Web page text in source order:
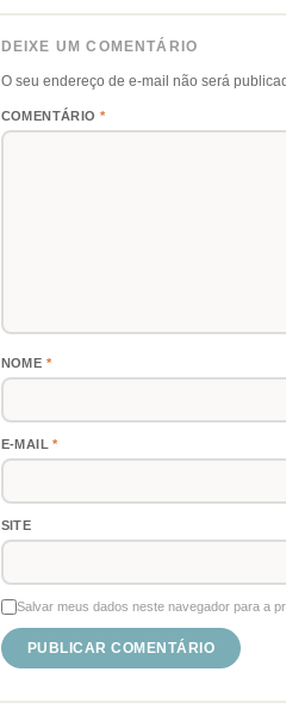
DEIXE UM COMENTÁRIO
O seu endereço de e-mail não será
COMENTÁRIO *
NOME *
E-MAIL*
SITE
Salvar meus dados neste navegador para a